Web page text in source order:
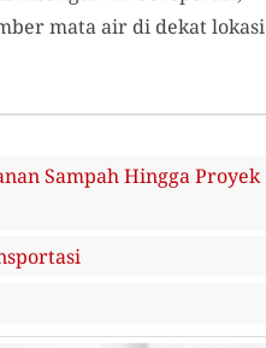
mata air di dekat lokasi
Sampah Hingga Proyek